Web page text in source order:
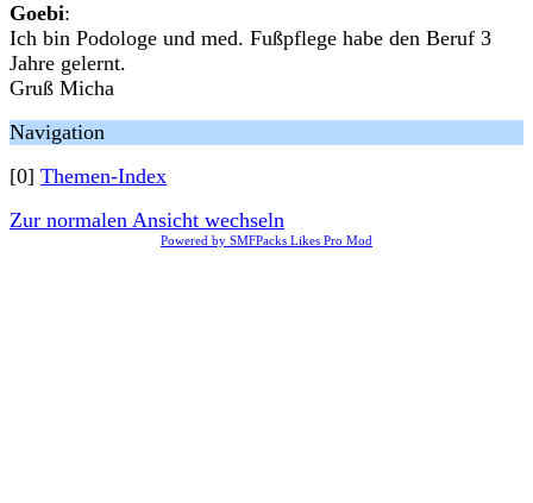
Goebi:
Ich bin Podologe und med. Fußpflege habe den Beruf 3
Jahre gelernt.
Gruß Micha
Navigation
[0] Themen-Index
Zur normalen Ansicht wechseln
Powered by SMFPacks Likes Pro Mod